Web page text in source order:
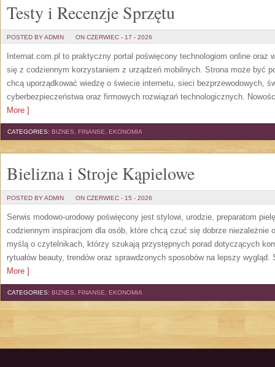
Testy i Recenzje Sprzętu
POSTED BY ADMIN ON CZERWIEC - 17 - 2026
Internat.com.pl to praktyczny portal poświęcony technologiom online oraz
się z codziennym korzystaniem z urządzeń mobilnych. Strona może być
chcą uporządkować wiedzę o świecie internetu, sieci bezprzewodowych,
cyberbezpieczeństwa oraz firmowych rozwiązań technologicznych.
More ]
CATEGORIES: BIZNES, FINANSE, EKONOMIA
Bielizna i Stroje Kąpielowe
POSTED BY ADMIN ON CZERWIEC - 15 - 2026
Serwis modowo-urodowy poświęcony jest stylowi, urodzie, preparatom
codziennym inspiracjom dla osób, które chcą czuć się dobrze niezależnie
myślą o czytelnikach, którzy szukają przystępnych porad dotyczących
rytuałów beauty, trendów oraz sprawdzonych sposobów na lepszy wygląd.
More ]
CATEGORIES: BIZNES, FINANSE, EKONOMIA